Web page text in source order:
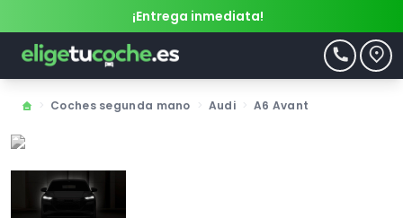
¡Entrega inmediata!
Coches segunda mano Audi A6 Avant